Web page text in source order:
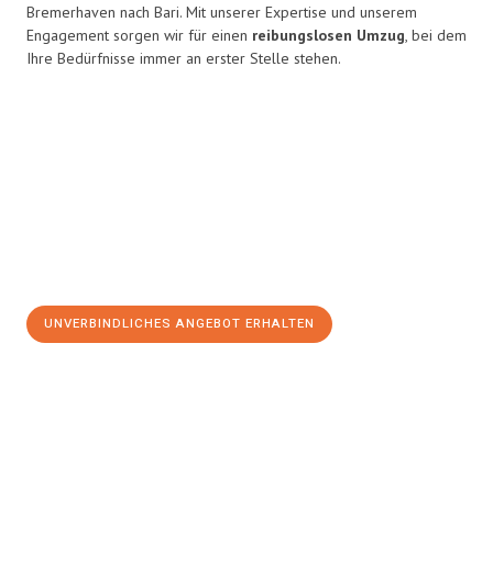
Bremerhaven nach Bari. Mit unserer Expertise und unserem
Engagement sorgen wir für einen reibungslosen Umzug, bei dem
Ihre Bedürfnisse immer an erster Stelle stehen.
UNVERBINDLICHES ANGEBOT ERHALTEN